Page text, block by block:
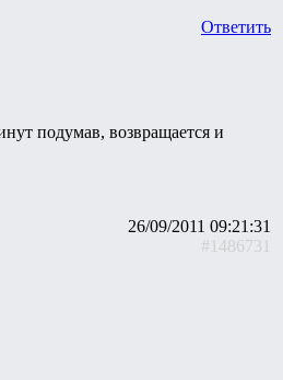
Ответить
подумав, возвращается и
26/09/2011 09:21:31
#1486731